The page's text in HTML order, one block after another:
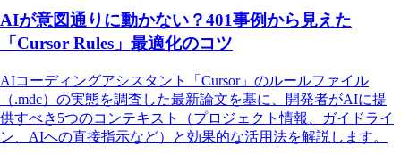
AIが意図通りに動かない？401事例から見えた
「Cursor Rules」最適化のコツ
AIコーディングアシスタント「Cursor」のルールファイル
（.mdc）の実態を調査した最新論文を基に、開発者がAIに提
供すべき5つのコンテキスト（プロジェクト情報、ガイドライ
ン、AIへの直接指示など）と効果的な活用法を解説します。